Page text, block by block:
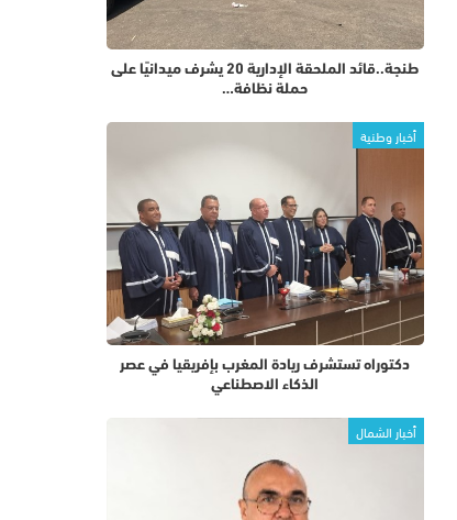
طنجة..قائد الملحقة الإدارية 20 يشرف ميدانيًا على
حملة نظافة…
أخبار وطنية
دكتوراه تستشرف ريادة المغرب بإفريقيا في عصر
الذكاء الاصطناعي
أخبار الشمال